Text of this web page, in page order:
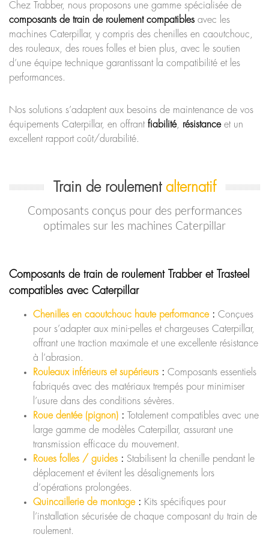
Chez Trabber, nous proposons une gamme spécialisée de
composants de train de roulement compatibles avec les
machines Caterpillar, y compris des chenilles en caoutchouc,
des rouleaux, des roues folles et bien plus, avec le soutien
d’une équipe technique garantissant la compatibilité et les
performances.
Nos solutions s’adaptent aux besoins de maintenance de vos
équipements Caterpillar, en offrant fiabilité, résistanceet un
excellent rapport coût/durabilité.
Train de roulement alternatif
Composants conçus pour des performances
optimales sur les machines Caterpillar
Composants de train de roulement Trabber et Trasteel
compatibles avec Caterpillar
Chenilles en caoutchouc haute performance: Conçues
pour s’adapter aux mini-pelles et chargeuses Caterpillar,
offrant une traction maximale et une excellente résistance
à l’abrasion.
Rouleaux inférieurs et supérieurs : Composants essentiels
fabriqués avec des matériaux trempés pour minimiser
l’usure dans des conditions sévères.
Roue dentée (pignon) : Totalement compatibles avec une
large gamme de modèles Caterpillar, assurant une
transmission efficace du mouvement.
Roues folles / guides : Stabilisent la chenille pendant le
déplacement et évitent les désalignements lors
d’opérations prolongées.
Quincaillerie de montage: Kits spécifiques pour
l’installation sécurisée de chaque composant du train de
roulement.